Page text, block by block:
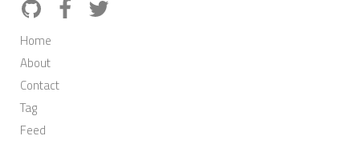
Home
About
Contact
Tag
Feed